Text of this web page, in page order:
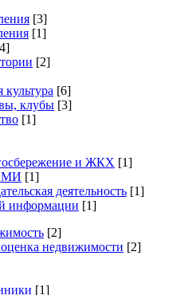
[3]
[1]
[2]
культура [6]
клубы [3]
[1]
и ЖКХ [1]
[1]
деятельность [1]
информации [1]
[2]
недвижимости [2]
[1]